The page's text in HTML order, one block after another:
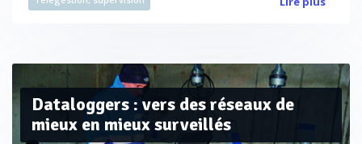
Dataloggers : vers des réseaux de
mieux en mieux surveillés